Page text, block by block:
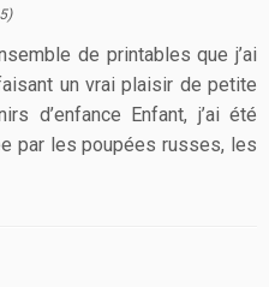
)
de printables que j’ai
un vrai plaisir de petite
d’enfance Enfant, j’ai été
par les poupées russes, les